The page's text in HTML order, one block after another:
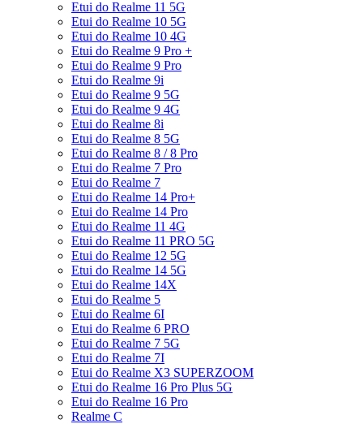
Etui do Realme 11 5G
Etui do Realme 10 5G
Etui do Realme 10 4G
Etui do Realme 9 Pro +
Etui do Realme 9 Pro
Etui do Realme 9i
Etui do Realme 9 5G
Etui do Realme 9 4G
Etui do Realme 8i
Etui do Realme 8 5G
Etui do Realme 8 / 8 Pro
Etui do Realme 7 Pro
Etui do Realme 7
Etui do Realme 14 Pro+
Etui do Realme 14 Pro
Etui do Realme 11 4G
Etui do Realme 11 PRO 5G
Etui do Realme 12 5G
Etui do Realme 14 5G
Etui do Realme 14X
Etui do Realme 5
Etui do Realme 6I
Etui do Realme 6 PRO
Etui do Realme 7 5G
Etui do Realme 7I
Etui do Realme X3 SUPERZOOM
Etui do Realme 16 Pro Plus 5G
Etui do Realme 16 Pro
Realme C